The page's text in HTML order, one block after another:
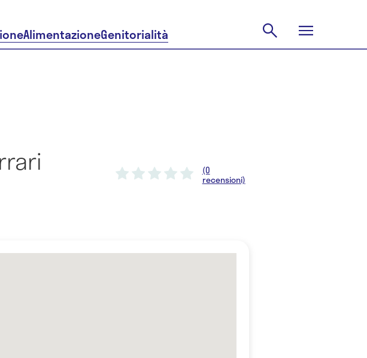
AlimentazioneGenitorialità
(0
recensioni)